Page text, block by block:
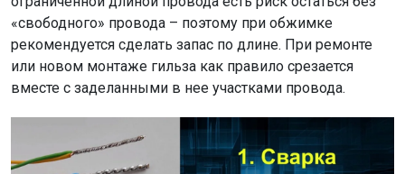
«свободного» провода – поэтому при обжимке
рекомендуется сделать запас по длине. При ремонте
или новом монтаже гильза как правило срезается
вместе с заделанными в нее участками провода.